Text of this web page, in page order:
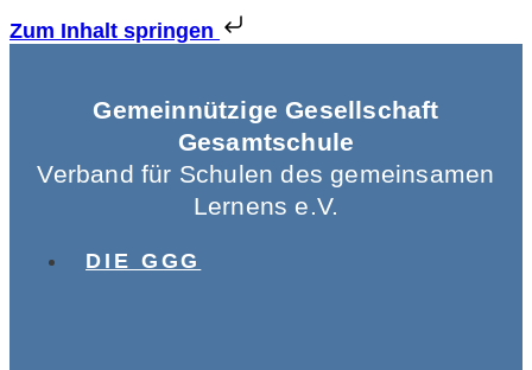
Zum Inhalt springen
Gemeinnützige Gesellschaft
Gesamtschule
Verband für Schulen des gemeinsamen
Lernens e.V.
DIE GGG